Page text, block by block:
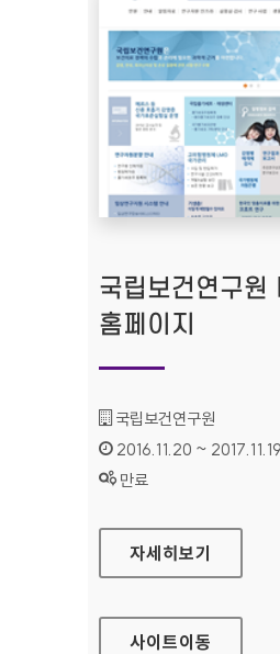
국립보건연구원
홈페이지
기관명 :
국립보건연구원
인증기간 :
2016.11.20 ~ 2017.11.19
상태 :
만료
국립보건연구원 대
자세히보기
사이트이동